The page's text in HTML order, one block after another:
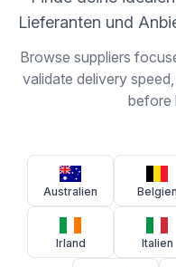
Lieferanten und
Browse suppliers
validate delivery
before
Australien Belgien
Irland Italien